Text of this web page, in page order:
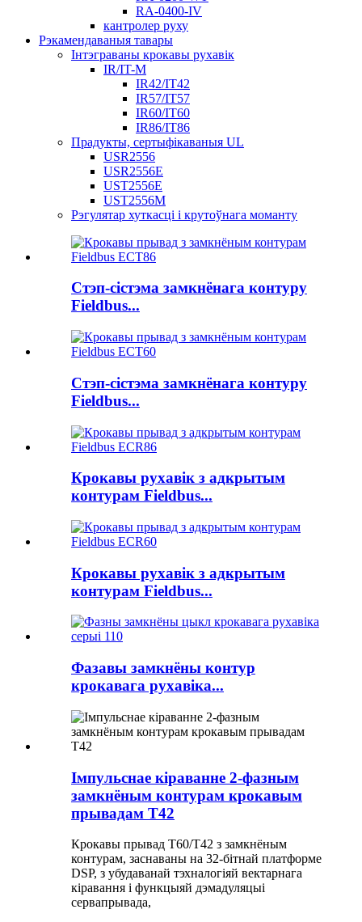
RA-0400-IV
кантролер руху
Рэкамендаваныя тавары
Інтэграваны крокавы рухавік
IR/IT-M
IR42/IT42
IR57/IT57
IR60/IT60
IR86/IT86
Прадукты, сертыфікаваныя UL
USR2556
USR2556E
UST2556E
UST2556M
Рэгулятар хуткасці і крутоўнага моманту
Стэп-сістэма замкнёнага контуру
Fieldbus...
Стэп-сістэма замкнёнага контуру
Fieldbus...
Крокавы рухавік з адкрытым
контурам Fieldbus...
Крокавы рухавік з адкрытым
контурам Fieldbus...
Фазавы замкнёны контур
крокавага рухавіка...
Імпульснае кіраванне 2-фазным
замкнёным контурам крокавым
прывадам T42
Крокавы прывад T60/T42 з замкнёным
контурам, заснаваны на 32-бітнай платформе
DSP, з убудаванай тэхналогіяй вектарнага
кіравання і функцыяй дэмадуляцыі
сервапрывада,